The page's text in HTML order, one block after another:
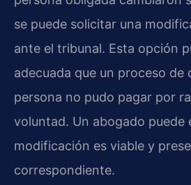
se puede solicitar una
ante el tribunal. Esta opción
adecuada que un proceso de
persona no pudo pagar por
voluntad. Un abogado puede
modificación es viable y
correspondiente.